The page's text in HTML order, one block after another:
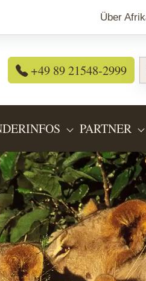
Über
+49 89 21548-2999
& CAMPS"
FOR "REISEARTEN"
SUBMENU
PARTNER